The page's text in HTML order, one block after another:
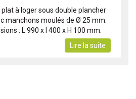
plat à loger sous double plancher
manchons moulés de Ø 25 mm.
: L 990 x l 400 x H 100 mm.
Lire la suite